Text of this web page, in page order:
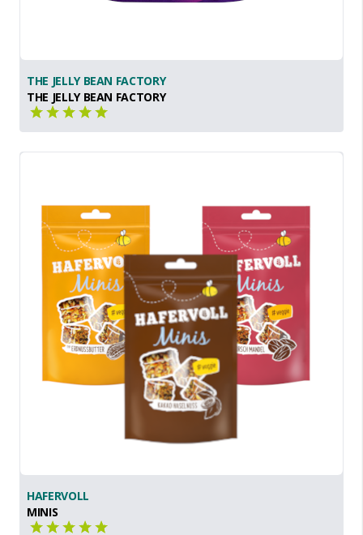
THE JELLY BEAN FACTORY
THE JELLY BEAN FACTORY
HAFERVOLL
MINIS